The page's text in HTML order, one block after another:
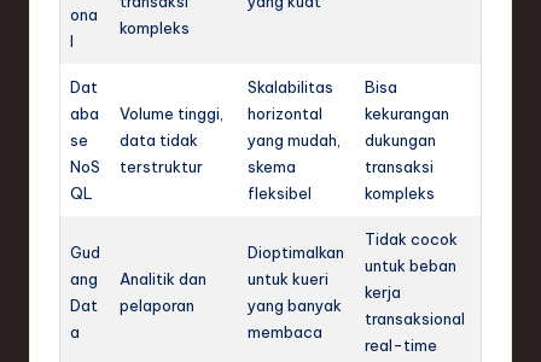
ona
l
kompleks
Dat
aba
se
NoS
QL
Volume tinggi,
data tidak
terstruktur
Skalabilitas
horizontal
yang mudah,
skema
fleksibel
Bisa
kekurangan
dukungan
transaksi
kompleks
Gud
ang
Dat
a
Analitik dan
pelaporan
Dioptimalkan
untuk kueri
yang banyak
membaca
Tidak cocok
untuk beban
kerja
transaksional
real-time